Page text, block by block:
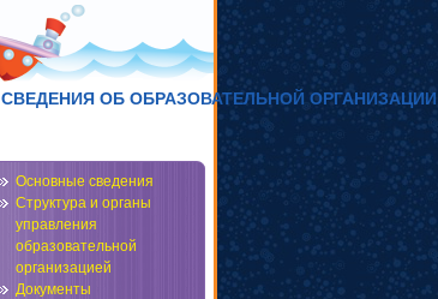
СВЕДЕНИЯ ОБ ОБРАЗОВАТЕЛЬНОЙ ОРГАНИЗАЦИИ
Основные сведения
Структура и органы
управления
образовательной
организацией
Документы